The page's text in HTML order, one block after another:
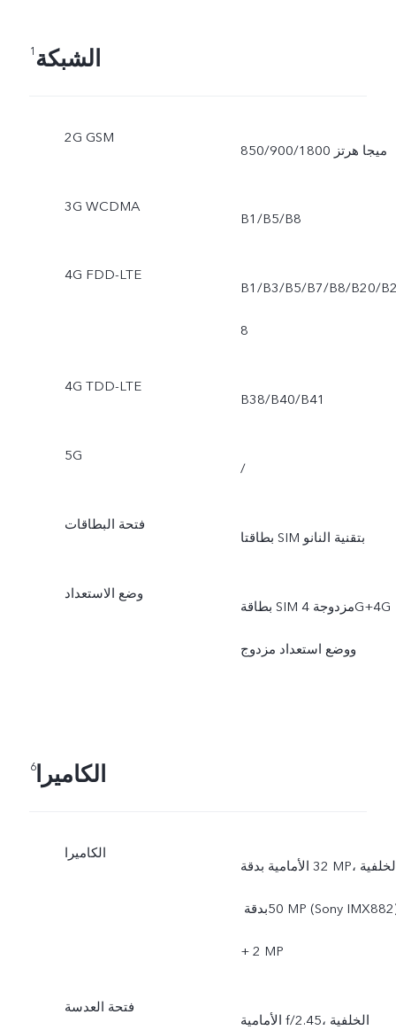
الشبكة 1
2G GSM
850/900/1800 ميجا هرتز
3G WCDMA
B1/B5/B8
4G FDD-LTE
B1/B3/B5/B7/B8/B20/
8
4G TDD-LTE
B38/B40/B41
5G
/
فتحة البطاقات
بطاقتا SIM بتقنية النانو
وضع الاستعداد
بطاقة SIM مزدوجة 4G+4G
ووضع استعداد مزدوج
الكاميرا6
الكاميرا
الأمامية بدقة ‎32 MP، الخلفية
بدقة ‏‎50 MP‏ (Sony IMX882)
+ ‏‎2 MP
فتحة العدسة
الأمامية f/2.45، الخلفية